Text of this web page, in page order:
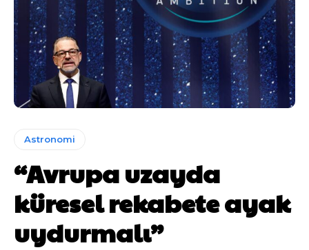
Astronomi
“Avrupa uzayda
küresel rekabete ayak
uydurmalı”